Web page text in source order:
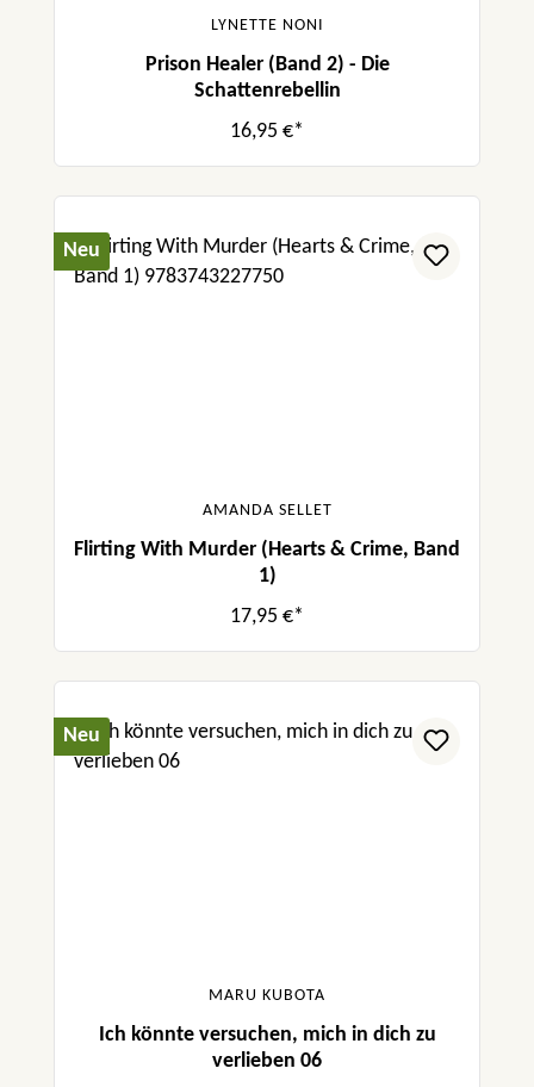
LYNETTE NONI
Prison Healer (Band 2) - Die
Schattenrebellin
16,95 €*
Neu
AMANDA SELLET
Flirting With Murder (Hearts & Crime, Band
1)
17,95 €*
Neu
MARU KUBOTA
Ich könnte versuchen, mich in dich zu
verlieben 06